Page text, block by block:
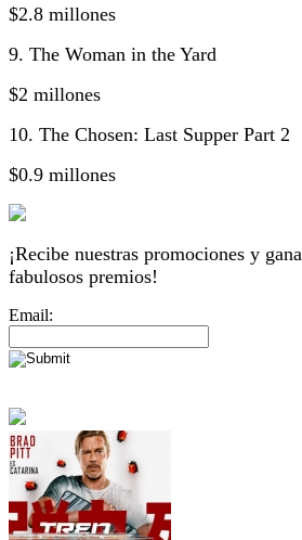
$2.8 millones
9. The Woman in the Yard
$2 millones
10. The Chosen: Last Supper Part 2
$0.9 millones
¡Recibe nuestras promociones y gana
fabulosos premios!
Email: